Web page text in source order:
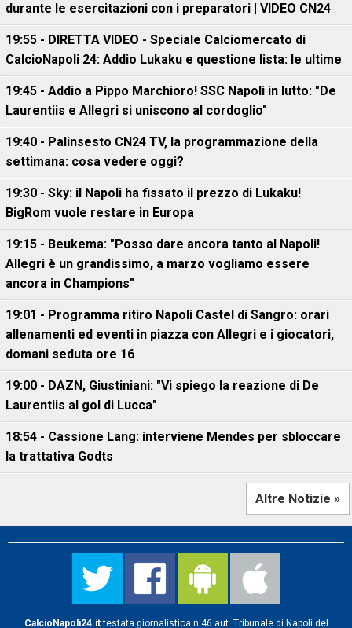
durante le esercitazioni con i preparatori | VIDEO CN24
19:55 - DIRETTA VIDEO - Speciale Calciomercato di
CalcioNapoli 24: Addio Lukaku e questione lista: le ultime
19:45 - Addio a Pippo Marchioro! SSC Napoli in lutto: "De
Laurentiis e Allegri si uniscono al cordoglio"
19:40 - Palinsesto CN24 TV, la programmazione della
settimana: cosa vedere oggi?
19:30 - Sky: il Napoli ha fissato il prezzo di Lukaku!
BigRom vuole restare in Europa
19:15 - Beukema: "Posso dare ancora tanto al Napoli!
Allegri è un grandissimo, a marzo vogliamo essere
ancora in Champions"
19:01 - Programma ritiro Napoli Castel di Sangro: orari
allenamenti ed eventi in piazza con Allegri e i giocatori,
domani seduta ore 16
19:00 - DAZN, Giustiniani: "Vi spiego la reazione di De
Laurentiis al gol di Lucca"
18:54 - Cassione Lang: interviene Mendes per sbloccare
la trattativa Godts
Altre Notizie »
CalcioNapoli24.ittestata giornalistica n.46 aut. Tribunale di Napoli del